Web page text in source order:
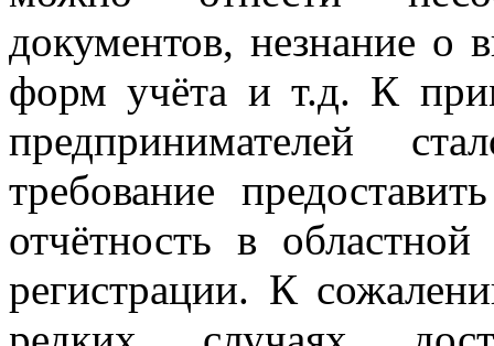
документов, незнание о
форм учёта и т.д. К
предпринимателей
требование
отчётность в
регистрации. К